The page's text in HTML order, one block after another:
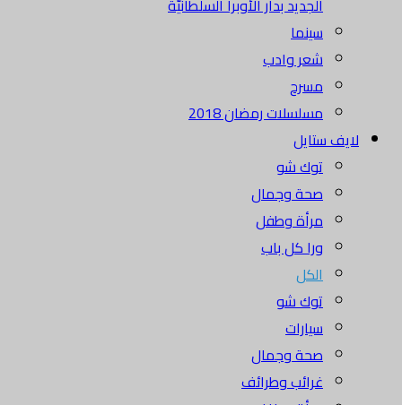
الجديد بدار الأوبرا السلطانيّة
سينما
شعر وادب
مسرح
مسلسلات رمضان 2018
لايف ستايل
توك شو
صحة وجمال
مرأة وطفل
ورا كل باب
الكل
توك شو
سيارات
صحة وجمال
غرائب وطرائف